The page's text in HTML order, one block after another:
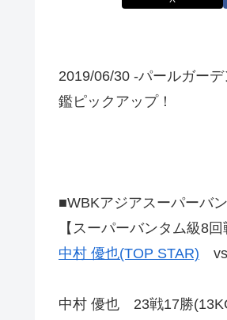
2019/06/30 -パールガー
鑑ピックアップ！
■WBKアジアスーパーバ
【スーパーバンタム級8回
中村 優也(TOP STAR)
中村 優也 23戦17勝